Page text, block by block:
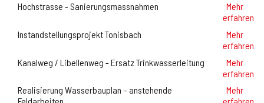
Hochstrasse - Sanierungsmassnahmen
Mehr
erfahren
Instandstellungsprojekt Tonisbach
Mehr
erfahren
Kanalweg / Libellenweg - Ersatz Trinkwasserleitung
Mehr
erfahren
Realisierung Wasserbauplan – anstehende
Mehr
Veranstaltungen